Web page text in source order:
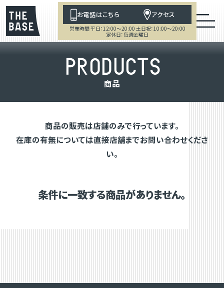
お電話はこちら アクセス
営業時間 平日：12:00～20:00 土日祝：10:00～20:00
定休日：毎週金曜日
PRODUCTS
商品
商品の販売は店舗のみで行っています。
在庫の有無については直接店舗までお問い合わせくださ
い。
条件に一致する商品がありません。